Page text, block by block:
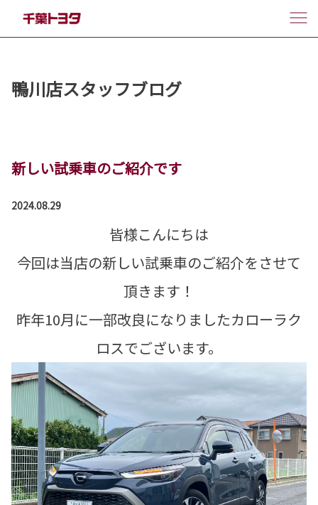
鴨川店スタッフブログ
新しい試乗車のご紹介です
2024.08.29
皆様こんにちは
今回は当店の新しい試乗車のご紹介をさせて
頂きます！
昨年10月に一部改良になりましたカローラク
ロスでございます。